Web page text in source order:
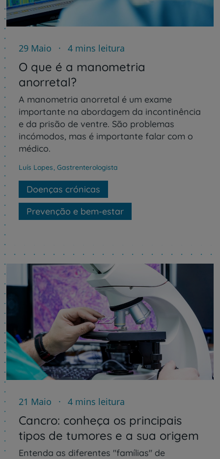
29 Maio 4 mins leitura
O que é a manometria
anorretal?
A manometria anorretal é um exame
importante na abordagem da incontinência
e da prisão de ventre. São problemas
incómodos, mas é importante falar com o
médico.
Luís Lopes, Gastrenterologista
Doenças crónicas
Prevenção e bem-estar
21 Maio 4 mins leitura
Cancro: conheça os principais
tipos de tumores e a sua origem
Entenda as diferentes "famílias" de